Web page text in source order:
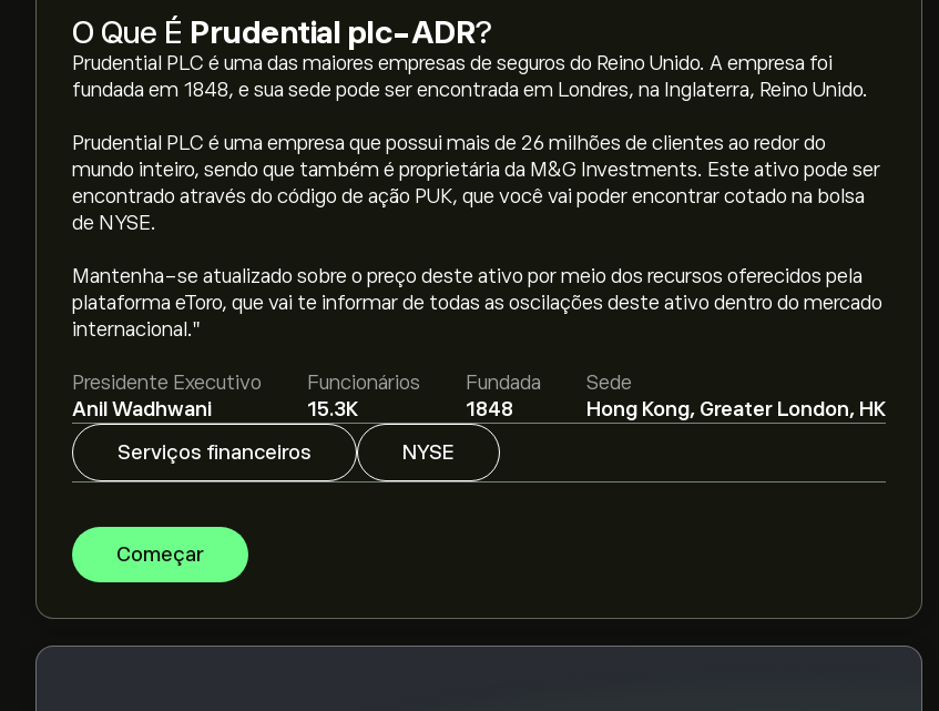
O Que É Prudential plc-ADR?
Prudential PLC é uma das maiores empresas de seguros do Reino Unido. A empresa foi
fundada em 1848, e sua sede pode ser encontrada em Londres, na Inglaterra, Reino Unido.
Prudential PLC é uma empresa que possui mais de 26 milhões de clientes ao redor do
mundo inteiro, sendo que também é proprietária da M&G Investments. Este ativo pode ser
encontrado através do código de ação PUK, que você vai poder encontrar cotado na bolsa
de NYSE.
Mantenha-se atualizado sobre o preço deste ativo por meio dos recursos oferecidos pela
plataforma eToro, que vai te informar de todas as oscilações deste ativo dentro do mercado
internacional."
Presidente Executivo
Anil Wadhwani
Funcionários
15.3K
Fundada
1848
Sede
Hong Kong, Greater London, HK
Serviços financeiros
NYSE
Começar
O preço médio alvo para Prudential plc-ADR é 28.28‎$‎.
Os analistas oferecem previsões para Prudential plc-ADR com base em tendências de
mercado, relatórios financeiros e projeções de crescimento. Descubra a previsão mais
recente para os movimentos futuros dos preços.
Com base nas recomendações de 1 analistas sobre PUK nos últimos 3 meses, o consenso